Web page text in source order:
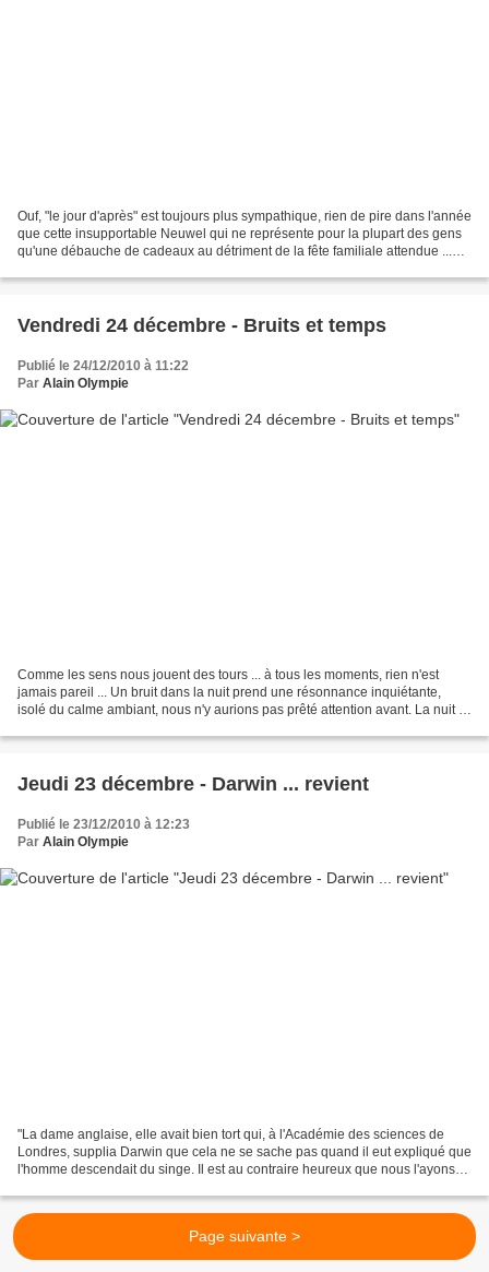
Ouf, "le jour d'après" est toujours plus sympathique, rien de pire dans l'année
que cette insupportable Neuwel qui ne représente pour la plupart des gens
qu'une débauche de cadeaux au détriment de la fête familiale attendue ...
Vendredi 24 décembre - Bruits et temps
Publié le 24/12/2010 à 11:22
Par Alain Olympie
Comme les sens nous jouent des tours ... à tous les moments, rien n'est
jamais pareil ... Un bruit dans la nuit prend une résonnance inquiétante,
isolé du calme ambiant, nous n'y aurions pas prêté attention avant. La nuit a
Jeudi 23 décembre - Darwin ... revient
Publié le 23/12/2010 à 12:23
Par Alain Olympie
"La dame anglaise, elle avait bien tort qui, à l'Académie des sciences de
Londres, supplia Darwin que cela ne se sache pas quand il eut expliqué que
l'homme descendait du singe. Il est au contraire heureux que nous l'ayons
Page suivante >